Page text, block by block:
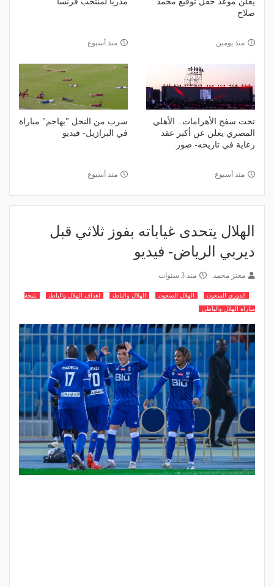
صلاح
منذ يومين منذ أسبوع
تحت سفح الأهرامات.. الأهلي
المصري يعلن عن أكبر عقد
رعاية في تاريخه- صور
منذ أسبوع
سرب من النحل "يهاجم" مباراة
في البرازيل- فيديو
منذ أسبوع
الهلال يتحدى غياباته بفوز ثلاثي قبل
ديربي الرياض- فيديو
معتز محمد منذ 3 سنوات
الدوري السعودي الهلال السعودي الهلال والباطن اهداف الهلال والباطن
نتيجة
مباراة الهلال والباطن